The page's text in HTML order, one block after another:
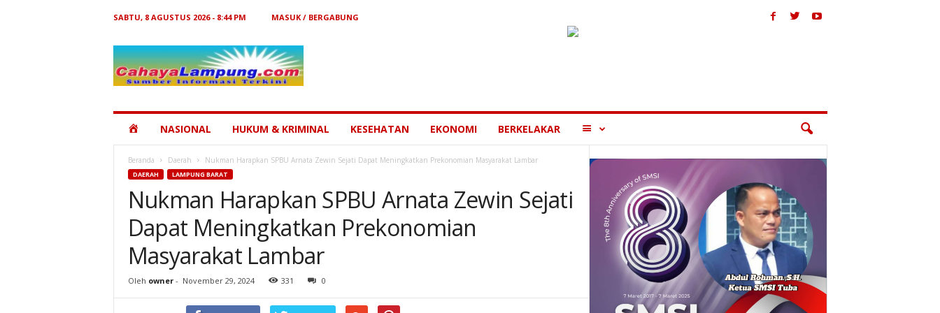
SABTU, 8 AGUSTUS 2026 - 8:44 PM
MASUK / BERGABUNG
Lampung
HOMENASIONAL HUKUM & KRIMINAL KESEHATAN EKONOMI BERKELAKAR MORE
Beranda Daerah Nukman Harapkan SPBU Arnata Zewin Sejati Dapat Meningkatkan Prekonomian Masyarakat Lambar
DAERAH LAMPUNG BARAT
Nukman Harapkan SPBU Arnata Zewin Sejati
Dapat Meningkatkan Prekonomian
Masyarakat Lambar
Oleh owner- November 29, 2024 331 0